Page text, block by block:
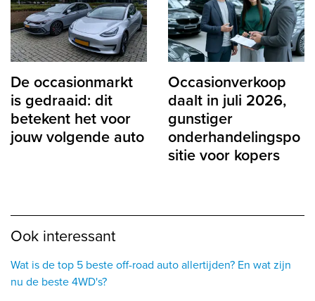
Ook interessant
Wat is de top 5 beste off-road auto allertijden? En wat zijn
nu de beste 4WD's?
De occasionmarkt
is gedraaid: dit
betekent het voor
jouw volgende auto
Occasionverkoop
daalt in juli 2026,
gunstiger
onderhandelingspo
sitie voor kopers